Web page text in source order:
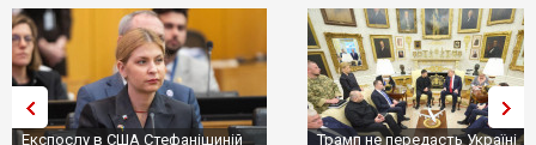
Експослу в США Стефанішиній
Трамп не передасть Україні